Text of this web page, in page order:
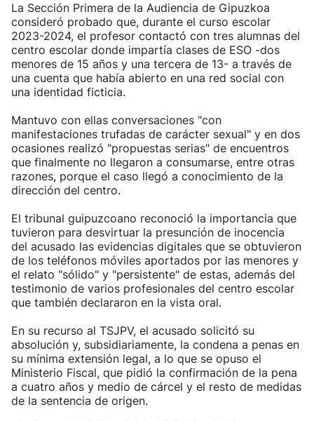
La Sección Primera de la Audiencia de Gipuzkoa
consideró probado que, durante el curso escolar
2023-2024, el profesor contactó con tres alumnas del
centro escolar donde impartía clases de ESO -dos
menores de 15 años y una tercera de 13- a través de
una cuenta que había abierto en una red social con
una identidad ficticia.
Mantuvo con ellas conversaciones "con
manifestaciones trufadas de carácter sexual" y en dos
ocasiones realizó "propuestas serias" de encuentros
que finalmente no llegaron a consumarse, entre otras
razones, porque el caso llegó a conocimiento de la
dirección del centro.
El tribunal guipuzcoano reconoció la importancia que
tuvieron para desvirtuar la presunción de inocencia
del acusado las evidencias digitales que se obtuvieron
de los teléfonos móviles aportados por las menores y
el relato "sólido" y "persistente" de estas, además del
testimonio de varios profesionales del centro escolar
que también declararon en la vista oral.
En su recurso al TSJPV, el acusado solicitó su
absolución y, subsidiariamente, la condena a penas en
su mínima extensión legal, a lo que se opuso el
Ministerio Fiscal, que pidió la confirmación de la pena
a cuatro años y medio de cárcel y el resto de medidas
de la sentencia de origen.